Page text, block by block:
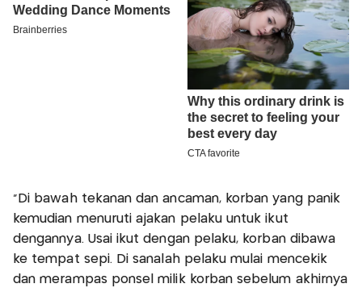
"Di bawah tekanan dan ancaman, korban yang panik
kemudian menuruti ajakan pelaku untuk ikut
dengannya. Usai ikut dengan pelaku, korban dibawa
ke tempat sepi. Di sanalah pelaku mulai mencekik
dan merampas ponsel milik korban sebelum akhirnya